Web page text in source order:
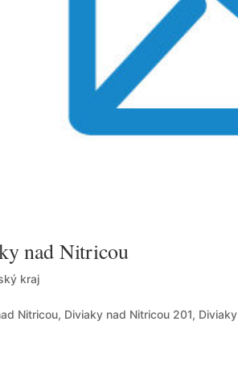
nad Nitricou
kraj
Nitricou, Diviaky nad Nitricou 201,